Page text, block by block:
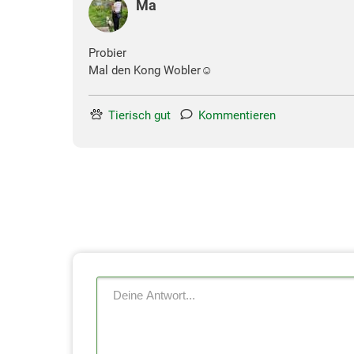
Ma
Probier
Mal den Kong Wobler☺️
Tierisch gut Kommentieren